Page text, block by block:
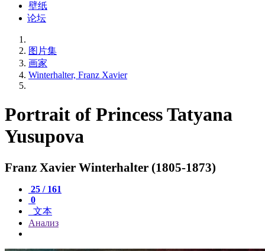
壁纸
论坛
图片集
画家
Winterhalter, Franz Xavier
Portrait of Princess Tatyana
Yusupova
Franz Xavier Winterhalter (1805-1873)
25 / 161
0
文本
Анализ